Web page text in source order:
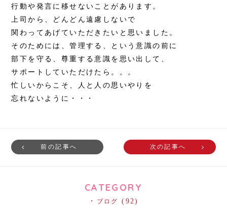
行動や発言に移せないことがあります。
上司から、どんどん遠慮しないで
関わってあげていただきたいと思いました。
そのためには、管理する、という意識の前に
部下を守る、尊重する意識を思い出して、
サポートしていただけたら。。。
忙しいからこそ、人と人の思いやりを
忘れないように・・・
前の記事へ 次の記事へ
CATEGORY
ブログ (92)